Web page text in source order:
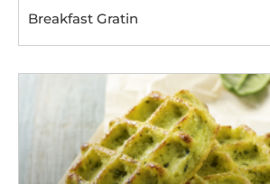
Breakfast Gratin